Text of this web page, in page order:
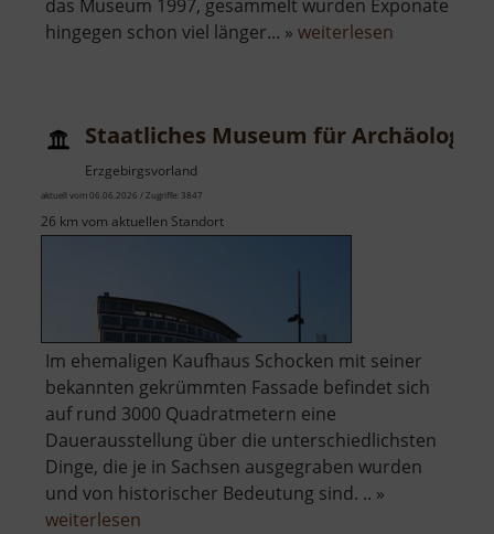
das Museum 1997, gesammelt wurden Exponate
hingegen schon viel länger... » weiterlesen
Staatliches Museum für Archäologie
Erzgebirgsvorland
aktuell vom 06.06.2026 / Zugriffe: 3847
26 km vom aktuellen Standort
Im ehemaligen Kaufhaus Schocken mit seiner
bekannten gekrümmten Fassade befindet sich
auf rund 3000 Quadratmetern eine
Dauerausstellung über die unterschiedlichsten
Dinge, die je in Sachsen ausgegraben wurden
und von historischer Bedeutung sind. .. »
weiterlesen